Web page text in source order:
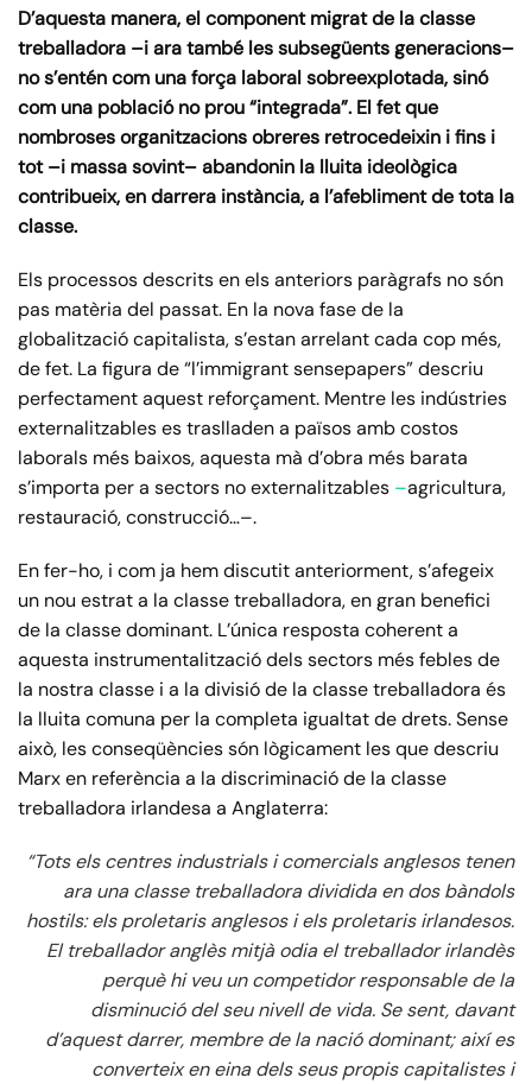
D’aquesta manera, el component migrat de la classe
treballadora –i ara també les subsegüents generacions–
no s’entén com una força laboral sobreexplotada, sinó
com una població no prou “integrada”. El fet que
nombroses organitzacions obreres retrocedeixin i fins i
tot –i massa sovint– abandonin la lluita ideològica
contribueix, en darrera instància, a l’afebliment de tota la
classe.
Els processos descrits en els anteriors paràgrafs no són
pas matèria del passat. En la nova fase de la
globalització capitalista, s’estan arrelant cada cop més,
de fet. La figura de “l’immigrant sensepapers” descriu
perfectament aquest reforçament. Mentre les indústries
externalitzables es traslladen a països amb costos
laborals més baixos, aquesta mà d’obra més barata
s’importa per a sectors no externalitzables –agricultura,
restauració, construcció…–.
En fer-ho, i com ja hem discutit anteriorment, s’afegeix
un nou estrat a la classe treballadora, en gran benefici
de la classe dominant. L’única resposta coherent a
aquesta instrumentalització dels sectors més febles de
la nostra classe i a la divisió de la classe treballadora és
la lluita comuna per la completa igualtat de drets. Sense
això, les conseqüències són lògicament les que descriu
Marx en referència a la discriminació de la classe
treballadora irlandesa a Anglaterra:
“Tots els centres industrials i comercials anglesos tenen
ara una classe treballadora dividida en dos bàndols
hostils: els proletaris anglesos i els proletaris irlandesos.
El treballador anglès mitjà odia el treballador irlandès
perquè hi veu un competidor responsable de la
disminució del seu nivell de vida. Se sent, davant
d’aquest darrer, membre de la nació dominant; així es
converteix en eina dels seus propis capitalistes i